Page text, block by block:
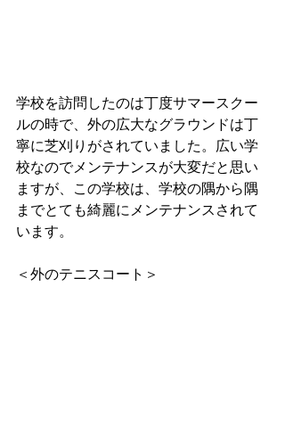
学校を訪問したのは丁度サマースクー
ルの時で、外の広大なグラウンドは丁
寧に芝刈りがされていました。広い学
校なのでメンテナンスが大変だと思い
ますが、この学校は、学校の隅から隅
までとても綺麗にメンテナンスされて
います。
＜外のテニスコート＞